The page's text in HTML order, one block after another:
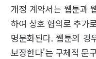
개정 계약서는 웹툰과
하여 상호 협의로 추가
명문화된다. 웹툰의 경
보장한다'는 구체적 문